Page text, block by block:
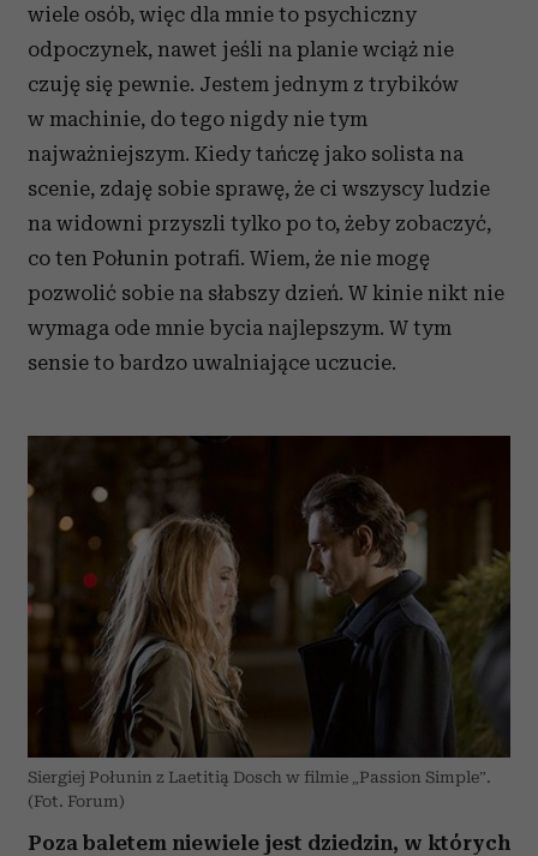
wiele osób, więc dla mnie to psychiczny
odpoczynek, nawet jeśli na planie wciąż nie
czuję się pewnie. Jestem jednym z trybików
w machinie, do tego nigdy nie tym
najważniejszym. Kiedy tańczę jako solista na
scenie, zdaję sobie sprawę, że ci wszyscy ludzie
na widowni przyszli tylko po to, żeby zobaczyć,
co ten Połunin potrafi. Wiem, że nie mogę
pozwolić sobie na słabszy dzień. W kinie nikt nie
wymaga ode mnie bycia najlepszym. W tym
sensie to bardzo uwalniające uczucie.
Siergiej Połunin z Laetitią Dosch w filmie „Passion Simple”.
(Fot. Forum)
Poza baletem niewiele jest dziedzin, w których